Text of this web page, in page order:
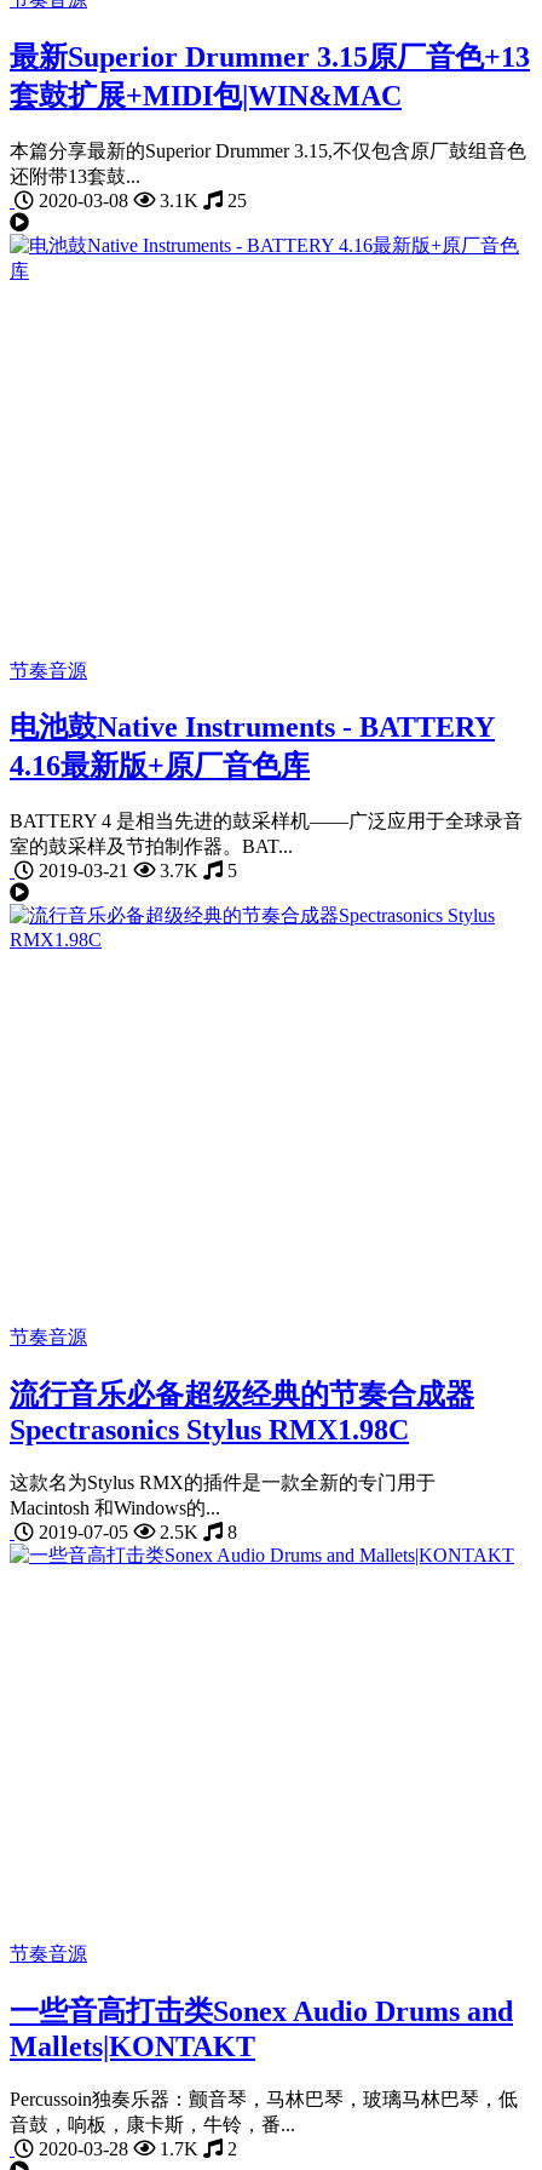
最新Superior Drummer 3.15原厂音色+13
套鼓扩展+MIDI包|WIN&MAC
本篇分享最新的Superior Drummer 3.15,不仅包含原厂鼓组音色
还附带13套鼓...
2020-03-08
3.1K 25
节奏音源
电池鼓Native Instruments - BATTERY
4.16最新版+原厂音色库
BATTERY 4 是相当先进的鼓采样机——广泛应用于全球录音
室的鼓采样及节拍制作器。BAT...
2019-03-21
3.7K 5
节奏音源
流行音乐必备超级经典的节奏合成器
Spectrasonics Stylus RMX1.98C
这款名为Stylus RMX的插件是一款全新的专门用于
Macintosh 和Windows的...
2019-07-05
2.5K 8
节奏音源
一些音高打击类Sonex Audio Drums and
Mallets|KONTAKT
Percussoin独奏乐器：颤音琴，马林巴琴，玻璃马林巴琴，低
音鼓，响板，康卡斯，牛铃，番...
2020-03-28
1.7K 2